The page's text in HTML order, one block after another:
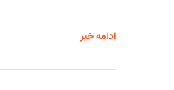
ادامه خبر